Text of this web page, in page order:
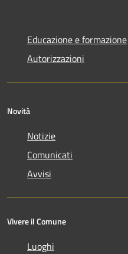
Educazione e formazione
Autorizzazioni
Novità
Notizie
Comunicati
Avvisi
Vivere il Comune
Luoghi